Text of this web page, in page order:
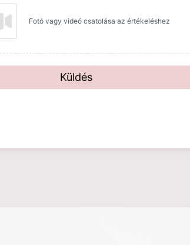
Fotó vagy videó csatolása az értékeléshez
Küldés